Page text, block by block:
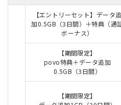
【エントリーセット】データ追
加0.5GB（3日間）＋特典（通
ボーナス）
【期間限定】
povo特典＋データ追加
0.5GB（3日間）
【期間限定】